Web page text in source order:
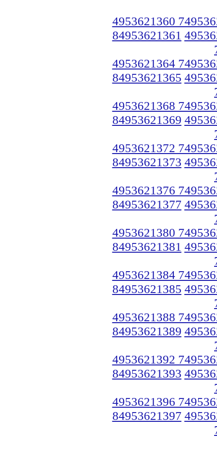
4953621360
84953621361
4953621364
84953621365
4953621368
84953621369
4953621372
84953621373
4953621376
84953621377
4953621380
84953621381
4953621384
84953621385
4953621388
84953621389
4953621392
84953621393
4953621396
84953621397